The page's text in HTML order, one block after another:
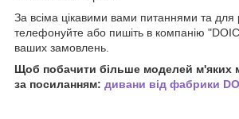
За всіма цікавими вами питаннями та для
телефонуйте або пишіть в компанію
ваших замовлень.
Щоб побачити більше моделей м'яких
за посиланням: дивани від фабрики